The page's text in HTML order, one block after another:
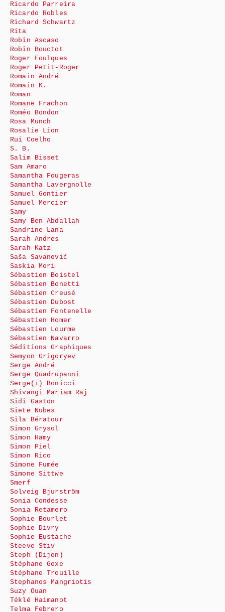
Ricardo Parreira
Ricardo Robles
Richard Schwartz
Rita
Robin Ascaso
Robin Bouctot
Roger Foulques
Roger Petit-Roger
Romain André
Romain K.
Roman
Romane Frachon
Roméo Bondon
Rosa Munch
Rosalie Lion
Rui Coelho
S. B.
Salim Bisset
Sam Amaro
Samantha Fougeras
Samantha Lavergnolle
Samuel Gontier
Samuel Mercier
Samy
Samy Ben Abdallah
Sandrine Lana
Sarah Andres
Sarah Katz
Saša Savanović
Saskia Mori
Sébastien Boistel
Sébastien Bonetti
Sébastien Creusé
Sébastien Dubost
Sébastien Fontenelle
Sébastien Homer
Sébastien Lourme
Sébastien Navarro
Séditions Graphiques
Semyon Grigoryev
Serge André
Serge Quadrupanni
Serge(ï) Bonicci
Shivangi Mariam Raj
Sidi Gaston
Siete Nubes
Sila Bératour
Simon Grysol
Simon Hamy
Simon Piel
Simon Rico
Simone Fumée
Simone Sittwe
Smerf
Solveig Bjurström
Sonia Condesse
Sonia Retamero
Sophie Bourlet
Sophie Divry
Sophie Eustache
Steeve Stiv
Steph (Dijon)
Stéphane Goxe
Stéphane Trouille
Stephanos Mangriotis
Suzy Ouan
Téklé Haimanot
Telma Febrero